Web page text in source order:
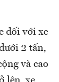
đối với xe
2 tấn,
và cao